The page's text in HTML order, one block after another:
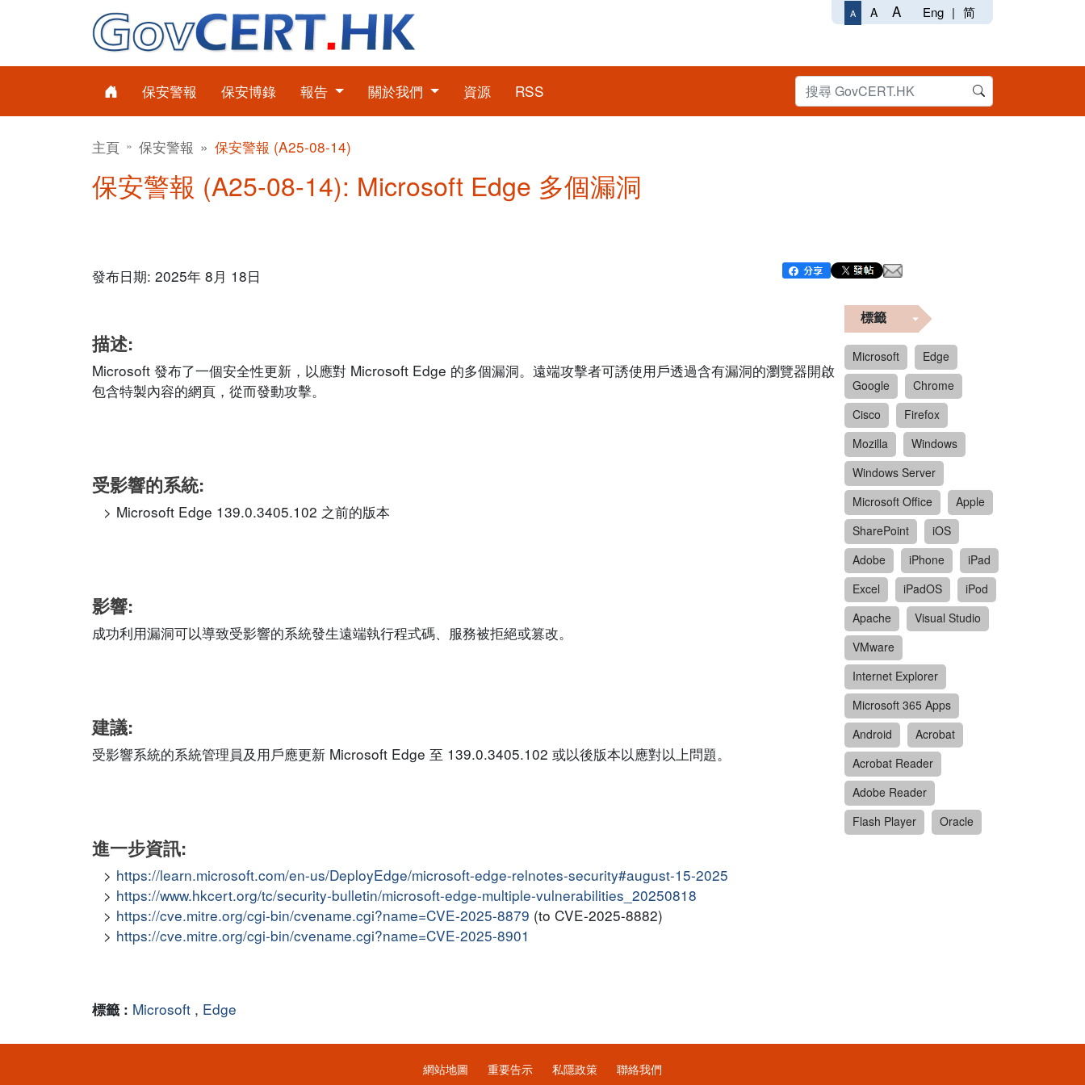
A A A Eng | 简
保安警報 保安博錄 報告 關於我們 資源 RSS
主頁 保安警報 保安警報 (A25-08-14)
保安警報 (A25-08-14): Microsoft Edge 多個漏洞
發布日期: 2025年 8月 18日
描述:
Microsoft 發布了一個安全性更新，以應對 Microsoft Edge 的多個漏洞。遠端攻擊者可誘使用戶透過含有漏洞的瀏覽器開啟
包含特製內容的網頁，從而發動攻擊。
受影響的系統:
Microsoft Edge 139.0.3405.102 之前的版本
影響:
成功利用漏洞可以導致受影響的系統發生遠端執行程式碼、服務被拒絕或篡改。
建議:
受影響系統的系統管理員及用戶應更新 Microsoft Edge 至 139.0.3405.102 或以後版本以應對以上問題。
進一步資訊:
https://learn.microsoft.com/en-us/DeployEdge/microsoft-edge-relnotes-security#august-15-2025
https://www.hkcert.org/tc/security-bulletin/microsoft-edge-multiple-vulnerabilities_20250818
https://cve.mitre.org/cgi-bin/cvename.cgi?name=CVE-2025-8879 (to CVE-2025-8882)
https://cve.mitre.org/cgi-bin/cvename.cgi?name=CVE-2025-8901
標籤 : Microsoft , Edge
標籤
Microsoft
Edge
Google
Chrome
Cisco
Firefox
Mozilla
Windows
Windows Server
Microsoft Office
Apple
SharePoint
iOS
Adobe
iPhone
iPad
Excel
iPadOS
iPod
Apache
Visual Studio
VMware
Internet Explorer
Microsoft 365 Apps
Android
Acrobat
Acrobat Reader
Adobe Reader
Flash Player
Oracle
網站地圖 重要告示 私隱政策 聯絡我們